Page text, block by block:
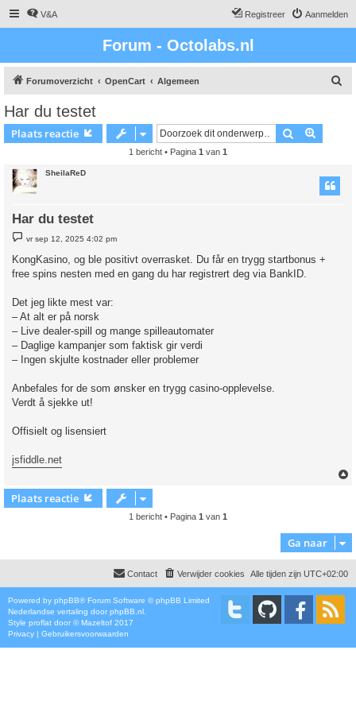
V&A Aanmelden
Registreer
Forum - Octolabs.nl
Forumoverzicht OpenCart Algemeen
Har du testet
Plaats reactie Zoek
1 bericht • Pagina 1 van 1
SheilaReD
Har du testet
e
i
c
vr sep 12, 2025 4:02 pm
KongKasino, og ble positivt overrasket. Du får en trygg startbonus +
free spins nesten med en gang du har registrert deg via BankID.
Det jeg likte mest var:
– At alt er på norsk
– Live dealer-spill og mange spilleautomater
– Daglige kampanjer som faktisk gir verdi
– Ingen skjulte kostnader eller problemer
Anbefales for de som ønsker en trygg casino-opplevelse.
Verdt å sjekke ut!
Offisielt og lisensiert
jsfiddle.net
Plaats reactie
1 bericht • Pagina 1 van 1
Ga naar
Alle tijden zijn UTC+02:00
Verwijder cookies
Contact
Powered by phpBB® Forum Software © phpBB Limited
Nederlandse vertaling door phpBB.nl
Style proflat door ©Mazeltof 2017
Privacy | Gebruikersvoorwaarden